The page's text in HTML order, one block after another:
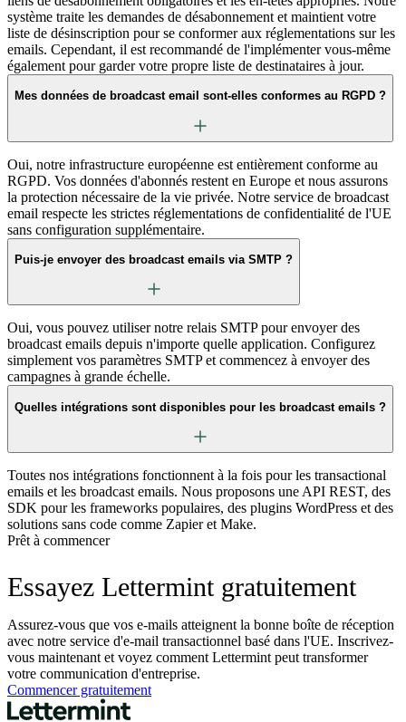
système traite les demandes de désabonnement et maintient votre
liste de désinscription pour se conformer aux réglementations sur les
emails. Cependant, il est recommandé de l'implémenter vous-même
également pour garder votre propre liste de destinataires à jour.
Mes données de broadcast email sont-elles conformes au RGPD ?
Oui, notre infrastructure européenne est entièrement conforme au
RGPD. Vos données d'abonnés restent en Europe et nous assurons
la protection nécessaire de la vie privée. Notre service de broadcast
email respecte les strictes réglementations de confidentialité de l'UE
sans configuration supplémentaire.
Puis-je envoyer des broadcast emails via SMTP ?
Oui, vous pouvez utiliser notre relais SMTP pour envoyer des
broadcast emails depuis n'importe quelle application. Configurez
simplement vos paramètres SMTP et commencez à envoyer des
campagnes à grande échelle.
Quelles intégrations sont disponibles pour les broadcast emails ?
Toutes nos intégrations fonctionnent à la fois pour les transactional
emails et les broadcast emails. Nous proposons une API REST, des
SDK pour les frameworks populaires, des plugins WordPress et des
solutions sans code comme Zapier et Make.
Prêt à commencer
Essayez Lettermint gratuitement
Assurez-vous que vos e-mails atteignent la bonne boîte de réception
avec notre service d'e-mail transactionnel basé dans l'UE. Inscrivez-
vous maintenant et voyez comment Lettermint peut transformer
votre communication d'entreprise.
Commencer gratuitement